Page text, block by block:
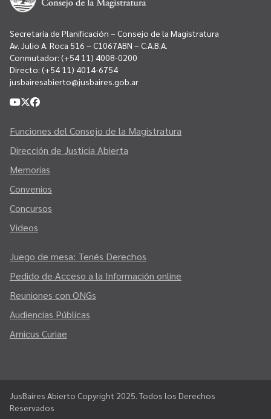
Secretaría de Planificación – Consejo de la Magistratura
Av. Julio A. Roca 516 – C1067ABN – C.A.B.A.
Conmutador: (+54 11) 4008-0200
Directo: (+54 11) 4014-6754
jusbairesabierto@jusbaires.gob.ar
Funciones del Consejo de la Magistratura
Dirección de Justicia Abierta
Memorias
Convenios
Concursos
Videos
Juego de mesa: Tenés Derechos
Pedido de Acceso a la Información online
Reuniones con ONGs
Audiencias Públicas
Amicus Curiae
JusBaires Abierto Copyright 2025. Todos los Derechos
Reservados